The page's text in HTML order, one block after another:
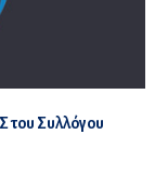
του Συλλόγου